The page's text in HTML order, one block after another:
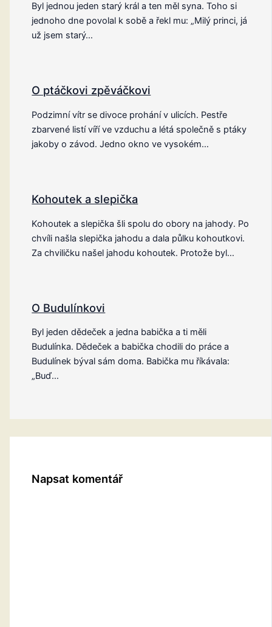
Byl jednou jeden starý král a ten měl syna. Toho si
jednoho dne povolal k sobě a řekl mu: „Milý princi, já
už jsem starý…
O ptáčkovi zpěváčkovi
Podzimní vítr se divoce prohání v ulicích. Pestře
zbarvené listí víří ve vzduchu a létá společně s ptáky
jakoby o závod. Jedno okno ve vysokém…
Kohoutek a slepička
Kohoutek a slepička šli spolu do obory na jahody. Po
chvíli našla slepička jahodu a dala půlku kohoutkovi.
Za chviličku našel jahodu kohoutek. Protože byl…
O Budulínkovi
Byl jeden dědeček a jedna babička a ti měli
Budulínka. Dědeček a babička chodili do práce a
Budulínek býval sám doma. Babička mu říkávala:
„Buď…
Napsat komentář